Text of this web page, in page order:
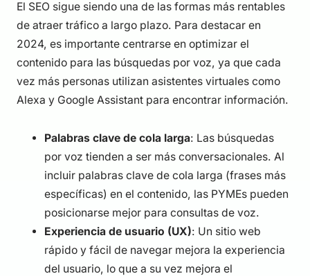
El SEO sigue siendo una de las formas más rentables
de atraer tráfico a largo plazo. Para destacar en
2024, es importante centrarse en optimizar el
contenido para las búsquedas por voz, ya que cada
vez más personas utilizan asistentes virtuales como
Alexa y Google Assistant para encontrar información.
Palabras clave de cola larga: Las búsquedas
por voz tienden a ser más conversacionales. Al
incluir palabras clave de cola larga (frases más
específicas) en el contenido, las PYMEs pueden
posicionarse mejor para consultas de voz.
Experiencia de usuario (UX): Un sitio web
rápido y fácil de navegar mejora la experiencia
del usuario, lo que a su vez mejora el